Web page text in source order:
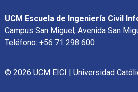
UCM Escuela de Ingeniería Civil
Campus San Miguel, Avenida San
Teléfono: +56 71 298 600
© 2026 UCM EICI | Universidad